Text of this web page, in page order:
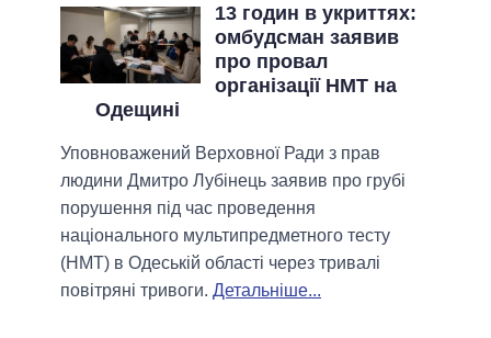
13 годин в укриттях:
омбудсман заявив
про провал
організації НМТ на
Одещині
Уповноважений Верховної Ради з прав
людини Дмитро Лубінець заявив про грубі
порушення під час проведення
національного мультипредметного тесту
(НМТ) в Одеській області через тривалі
повітряні тривоги. Детальніше...